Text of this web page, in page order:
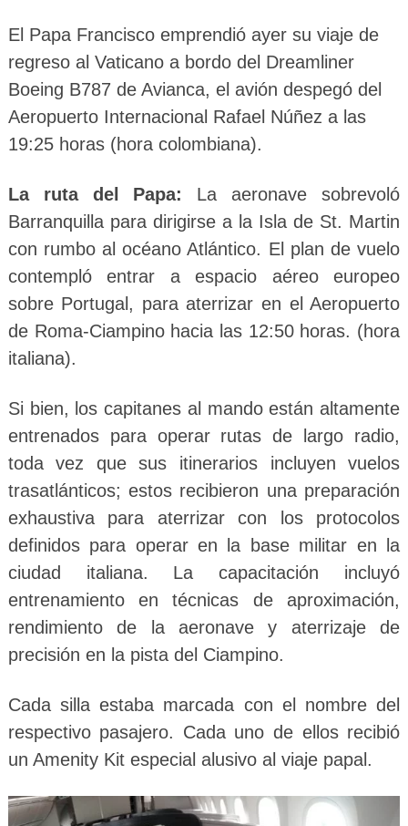
El Papa Francisco emprendió ayer su viaje de
regreso al Vaticano a bordo del Dreamliner
Boeing B787 de Avianca, el avión despegó del
Aeropuerto Internacional Rafael Núñez a las
19:25 horas (hora colombiana).
La ruta del Papa:
La aeronave sobrevoló
Barranquilla para dirigirse a la Isla de St. Martin
con rumbo al océano Atlántico. El plan de vuelo
contempló entrar a espacio aéreo europeo
sobre Portugal, para aterrizar en el Aeropuerto
de Roma-Ciampino hacia las 12:50 horas. (hora
italiana).
Si bien, los capitanes al mando están altamente
entrenados para operar rutas de largo radio,
toda vez que sus itinerarios incluyen vuelos
trasatlánticos; estos recibieron una preparación
exhaustiva para aterrizar con los protocolos
definidos para operar en la base militar en la
ciudad italiana. La capacitación incluyó
entrenamiento en técnicas de aproximación,
rendimiento de la aeronave y aterrizaje de
precisión en la pista del Ciampino.
Cada silla estaba marcada con el nombre del
respectivo pasajero. Cada uno de ellos recibió
un Amenity Kit especial alusivo al viaje papal.